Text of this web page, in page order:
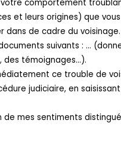
comportement
et leurs origines) que
dans de cadre du voisinage.
suivants : …
des témoignages…).
ce trouble de
judiciaire, en
de mes sentiments